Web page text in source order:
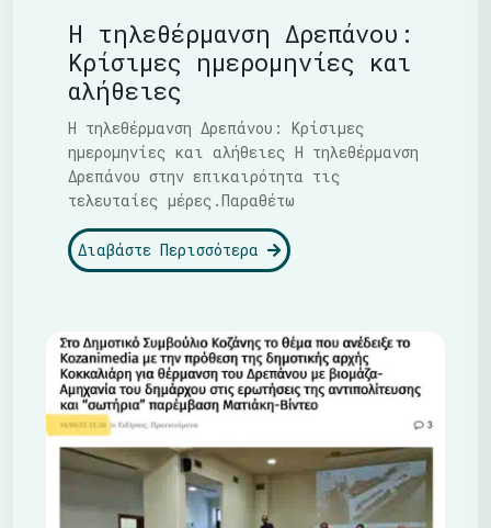
Η τηλεθέρμανση Δρεπάνου:
Κρίσιμες ημερομηνίες και
αλήθειες
Η τηλεθέρμανση Δρεπάνου: Κρίσιμες
ημερομηνίες και αλήθειες Η τηλεθέρμανση
Δρεπάνου στην επικαιρότητα τις
τελευταίες μέρες.Παραθέτω
Διαβάστε Περισσότερα